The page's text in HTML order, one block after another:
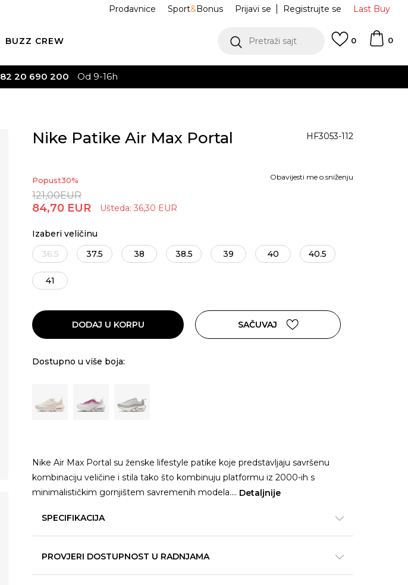
Last Buy
Prijavi se Registrujte se
Prodavnice Sport&Bonus
BUZZ CREW Pretraži sajt 0
0
Od 9-16h
Nike Patike Air Max Portal HF3053-112
Popust30%
121,00EUR
84,70 EUR Ušteda: 36,30 EUR
Obavijesti me o sniženju
Izaberi veličinu
36.5
37.5 38 38.5 39 40 40.5
41
DODAJ U KORPU SAČUVAJ
Dostupno u više boja:
Nike Air Max Portal su ženske lifestyle patike koje predstavljaju savršenu
kombinaciju veličine i stila tako što kombinuju platformu iz 2000-ih s
minimalističkim gornjištem savremenih modela.... Detaljnije
SPECIFIKACIJA
PROVJERI DOSTUPNOST U RADNJAMA